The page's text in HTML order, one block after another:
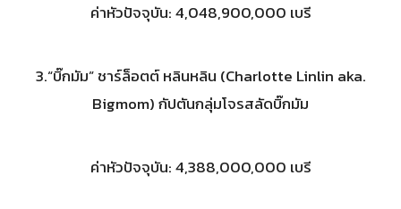
ค่าหัวปัจจุบัน: 4,048,900,000 เบรี
3.“บิ๊กมัม” ชาร์ล็อตต์ หลินหลิน (Charlotte Linlin aka.
Bigmom) กัปตันกลุ่มโจรสลัดบิ๊กมัม
ค่าหัวปัจจุบัน: 4,388,000,000 เบรี